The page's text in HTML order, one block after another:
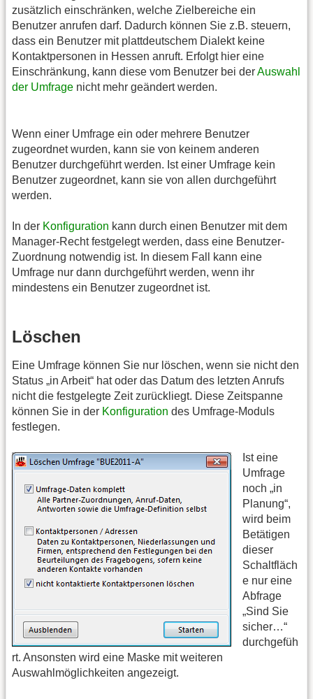
zusätzlich einschränken, welche Zielbereiche ein
Benutzer anrufen darf. Dadurch können Sie z.B. steuern,
dass ein Benutzer mit plattdeutschem Dialekt keine
Kontaktpersonen in Hessen anruft. Erfolgt hier eine
Einschränkung, kann diese vom Benutzer bei derAuswahl
der Umfrage nicht mehr geändert werden.
Wenn einer Umfrage ein oder mehrere Benutzer
zugeordnet wurden, kann sie von keinem anderen
Benutzer durchgeführt werden. Ist einer Umfrage kein
Benutzer zugeordnet, kann sie von allen durchgeführt
werden.
In der Konfiguration kann durch einen Benutzer mit dem
Manager-Recht festgelegt werden, dass eine Benutzer-
Zuordnung notwendig ist. In diesem Fall kann eine
Umfrage nur dann durchgeführt werden, wenn ihr
mindestens ein Benutzer zugeordnet ist.
Löschen
Eine Umfrage können Sie nur löschen, wenn sie nicht den
Status „in Arbeit“ hat oder das Datum des letzten Anrufs
nicht die festgelegte Zeit zurückliegt. Diese Zeitspanne
können Sie in der Konfiguration des Umfrage-Moduls
festlegen.
Ist eine
Umfrage
noch „in
Planung“,
wird beim
Betätigen
dieser
Schaltfläch
e nur eine
Abfrage
„Sind Sie
sicher…“
durchgefüh
rt. Ansonsten wird eine Maske mit weiteren
Auswahlmöglichkeiten angezeigt.